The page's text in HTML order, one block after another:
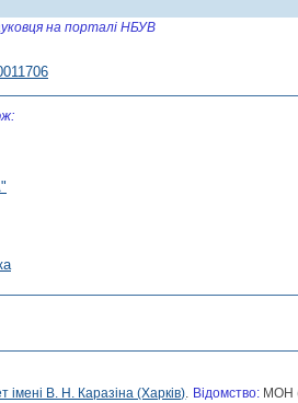
на порталі НБУВ
імені В. Н. Каразіна (Харків). Відомство: МОН